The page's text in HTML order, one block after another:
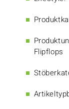
Flipflops